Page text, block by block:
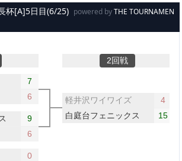
キップ
杯[A]5日目(6/25) powered byTHE TOURNAMEN
2回戦
7
6
9
6
0
軽井沢ワイワイズ
4
白庭台フェニックス
15